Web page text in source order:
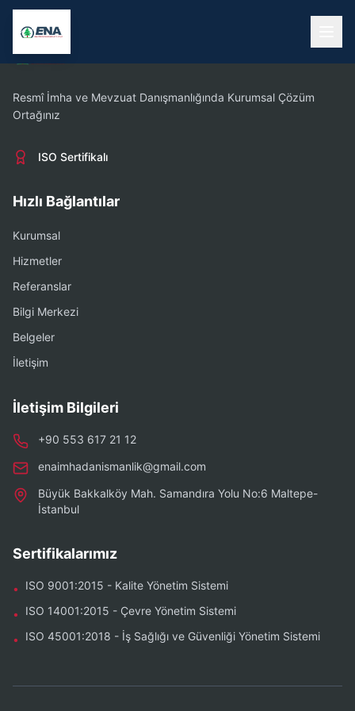
Resmî İmha ve Mevzuat Danışmanlığında Kurumsal Çözüm
Ortağınız
ISO Sertifikalı
Hızlı Bağlantılar
Kurumsal
Hizmetler
Referanslar
Bilgi Merkezi
Belgeler
İletişim
İletişim Bilgileri
+90 553 617 21 12
enaimhadanismanlik@gmail.com
Büyük Bakkalköy Mah. Samandıra Yolu No:6 Maltepe-
İstanbul
Sertifikalarımız
• ISO 9001:2015 - Kalite Yönetim Sistemi
• ISO 14001:2015 - Çevre Yönetim Sistemi
• ISO 45001:2018 - İş Sağlığı ve Güvenliği Yönetim Sistemi